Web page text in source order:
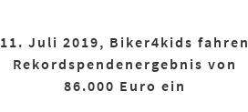
11. Juli 2019, Biker4kids fahren
Rekordspendenergebnis von
86.000 Euro ein